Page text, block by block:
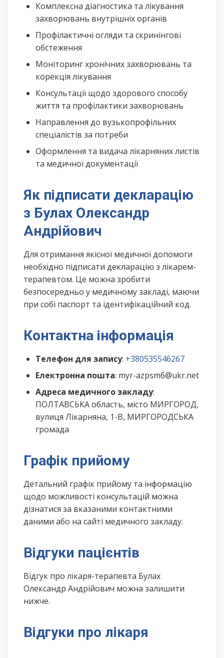
Комплексна діагностика та лікування
захворювань внутрішніх органів
Профілактичні огляди та скринінгові
обстеження
Моніторинг хронічних захворювань та
корекція лікування
Консультації щодо здорового способу
життя та профілактики захворювань
Направлення до вузькопрофільних
спеціалістів за потреби
Оформлення та видача лікарняних листів
та медичної документації
Як підписати декларацію
з Булах Олександр
Андрійович
Для отримання якісної медичної допомоги
необхідно підписати декларацію з лікарем-
терапевтом. Це можна зробити
безпосередньо у медичному закладі, маючи
при собі паспорт та ідентифікаційний код.
Контактна інформація
Телефон для запису: +380535546267
Електронна пошта: myr-azpsm6@ukr.net
Адреса медичного закладу:
ПОЛТАВСЬКА область, місто МИРГОРОД,
вулиця Лікарняна, 1-В, МИРГОРОДСЬКА
громада
Графік прийому
Детальний графік прийому та інформацію
щодо можливості консультацій можна
дізнатися за вказаними контактними
даними або на сайті медичного закладу.
Відгуки пацієнтів
Відгук про лікаря-терапевта Булах
Олександр Андрійович можна залишити
нижче.
Відгуки про лікаря